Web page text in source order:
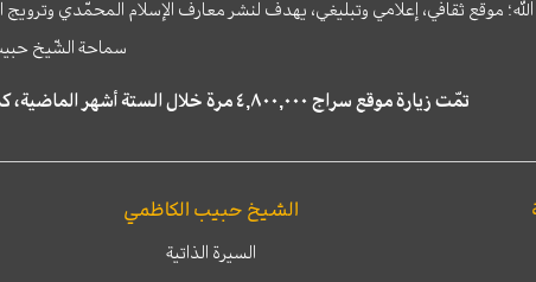
موقع ثقافي، إعلامي وتبليغي، يهدف لنشر معارف الإسلام المحمّدي
سماحة الشّيخ
تمّت زيارة موقع سراج ٤,٨٠٠,٠٠٠ مرة خلال الستة أشهر الماضية، كما ظهر في نتائج البحث في محركات البحث٢٢,٢٩٠,٠٠٠ مرّة.
الشيخ حبيب الكاظمي
السيرة الذاتية